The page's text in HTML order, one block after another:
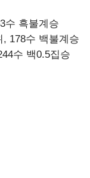
수 흑불계승
178수 백불계승
수 백0.5집승